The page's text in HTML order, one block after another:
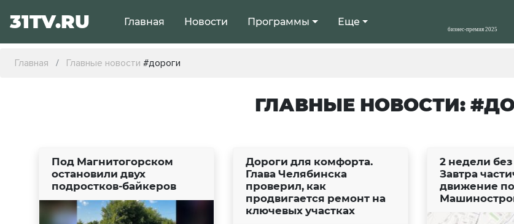
31TV.RU Главная Новости Программы Еще
Главная Главные новости #дороги
ГЛАВНЫЕ НОВОСТИ:
Под Магнитогорском
остановили двух
подростков-байкеров
Дороги для комфорта.
Глава Челябинска
проверил, как
продвигается ремонт на
ключевых участках
2 недели
Завтра
движение по